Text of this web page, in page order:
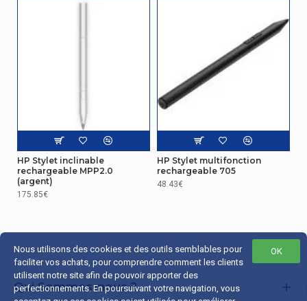
HP Stylet inclinable
rechargeable MPP2.0
(argent)
175.85€
HP Stylet multifonction
rechargeable 705
48.43€
Qui Sommes-nous ?
OK
Nous utilisons des cookies et des outils semblables pour
faciliter vos achats, pour comprendre comment les clients
utilisent notre site afin de pouvoir apporter des
perfectionnements. En poursuivant votre navigation, vous